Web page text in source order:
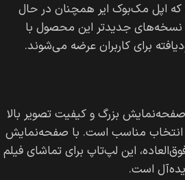
که اپل مک‌بوک ایر همچنان در حال
نسخه‌های جدیدتر این محصول با
برای کاربران عرضه می‌شوند.
بزرگ و کیفیت تصویر بالا
اچ‌پی انوی ۱۷ یک انتخاب مناسب است. با صفحه‌نمایش
این لپ‌تاپ برای تماشای فیلم
است.